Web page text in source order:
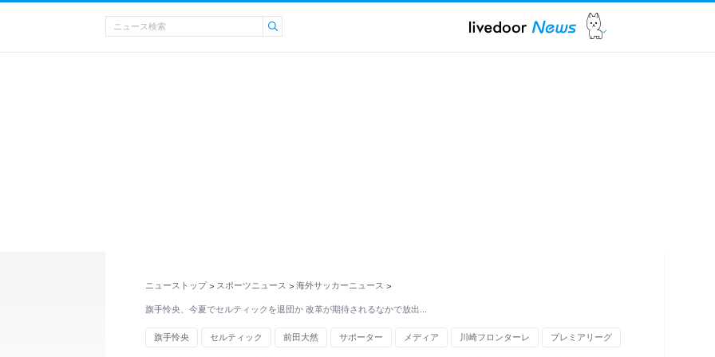
ニューストップ > スポーツニュース > 海外サッカーニュース >
旗手怜央、今夏でセルティックを退団か 改革が期待されるなかで放出…
旗手怜央 セルティック 前田大然 サポーター メディア 川崎フロンターレ プレミアリーグ